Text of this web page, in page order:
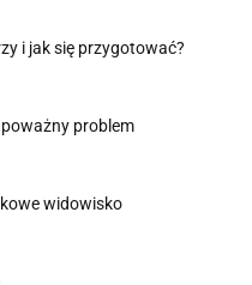
i jak się przygotować?
problem
widowisko